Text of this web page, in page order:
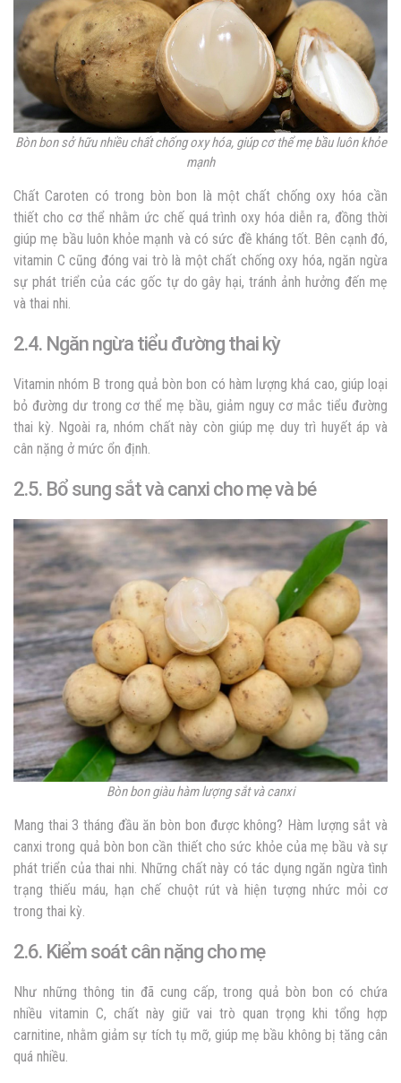
Bòn bon sở hữu nhiều chất chống oxy hóa, giúp cơ thể mẹ bầu luôn khỏe
mạnh
Chất Caroten có trong bòn bon là một chất chống oxy hóa cần
thiết cho cơ thể nhằm ức chế quá trình oxy hóa diễn ra, đồng thời
giúp mẹ bầu luôn khỏe mạnh và có sức đề kháng tốt. Bên cạnh đó,
vitamin C cũng đóng vai trò là một chất chống oxy hóa, ngăn ngừa
sự phát triển của các gốc tự do gây hại, tránh ảnh hưởng đến mẹ
và thai nhi.
2.4. Ngăn ngừa tiểu đường thai kỳ
Vitamin nhóm B trong quả bòn bon có hàm lượng khá cao, giúp loại
bỏ đường dư trong cơ thể mẹ bầu, giảm nguy cơ mắc tiểu đường
thai kỳ. Ngoài ra, nhóm chất này còn giúp mẹ duy trì huyết áp và
cân nặng ở mức ổn định.
2.5. Bổ sung sắt và canxi cho mẹ và bé
Bòn bon giàu hàm lượng sắt và canxi
Mang thai 3 tháng đầu ăn bòn bon được không? Hàm lượng sắt và
canxi trong quả bòn bon cần thiết cho sức khỏe của mẹ bầu và sự
phát triển của thai nhi. Những chất này có tác dụng ngăn ngừa tình
trạng thiếu máu, hạn chế chuột rút và hiện tượng nhức mỏi cơ
trong thai kỳ.
2.6. Kiểm soát cân nặng cho mẹ
Như những thông tin đã cung cấp, trong quả bòn bon có chứa
nhiều vitamin C, chất này giữ vai trò quan trọng khi tổng hợp
carnitine, nhằm giảm sự tích tụ mỡ, giúp mẹ bầu không bị tăng cân
quá nhiều.